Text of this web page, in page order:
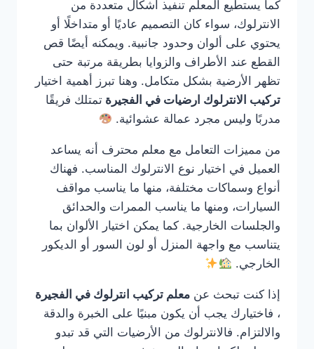
كما يستطيع المعلم تنفيذ أشكال متعددة من
الانترلوك، سواء كان التصميم عاديًا أو متداخلًا أو
يحتوي على ألوان وحدود جانبية. ويمكنه أيضًا قص
القطع عند الأطراف والزوايا بطريقة مرتبة حتى
تظهر الأرضية بشكل متكامل. وهنا تبرز أهمية اختيار
تركيب الانترلوك ارضيات في الفجيرة تمتلك فريقًا
مدربًا وليس مجرد عمالة عشوائية.
من مميزات التعامل مع معلم محترف أنه يساعد
العميل في اختيار نوع الانترلوك المناسب. فهناك
أنواع وسماكات مختلفة، منها ما يناسب مواقف
السيارات، ومنها ما يناسب الممرات والحدائق
والجلسات الخارجية. كما يمكن اختيار الألوان بما
يتناسب مع واجهة المنزل أو لون السور أو الديكور
الخارجي.
إذا كنت تبحث عن معلم تركيب انترلوك في الفجيرة
، فاختيارك يجب أن يكون مبنيًا على الخبرة والدقة
والالتزام. فالانترلوك من الأرضيات التي قد تبدو